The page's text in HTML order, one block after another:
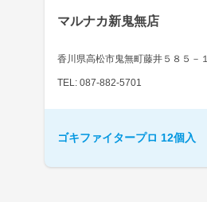
マルナカ新鬼無店
香川県高松市鬼無町藤井５８５－１
TEL: 087-882-5701
ゴキファイタープロ 12個入